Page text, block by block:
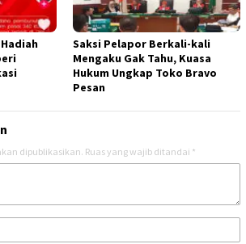
Saksi Pelapor Berkali-kali
Mengaku Gak Tahu, Kuasa
Hukum Ungkap Toko Bravo
Pesan
dipublikasikan. Ruas yang wajib ditandai *